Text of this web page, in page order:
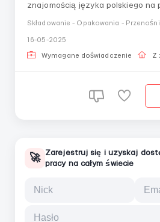
znajomością języka polskiego na
podstawowym Wymagane uprawnienia
widłowego na produkcję
samochodów 🔍 Szukamy: mężczyzn w wieku do 40
Składowanie - Opakowania -
16-05-2025
Wymagane doświadczenie Z
🚀
Zarejestruj się i uzyskaj
pracy na całym świecie